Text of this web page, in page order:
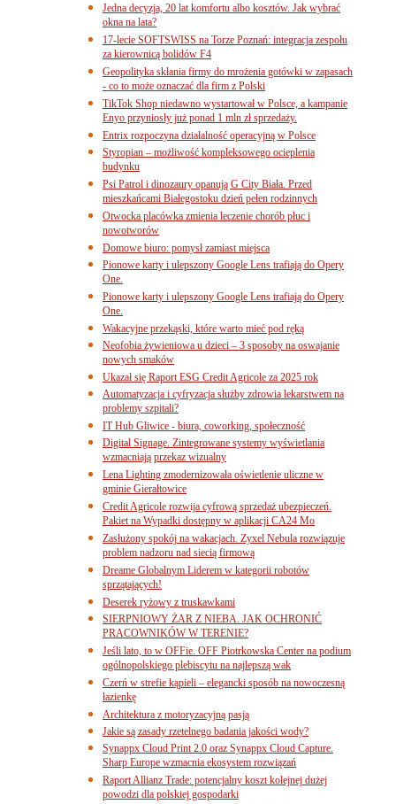
Jedna decyzja, 20 lat komfortu albo kosztów. Jak wybrać
okna na lata?
17-lecie SOFTSWISS na Torze Poznań: integracja zespołu
za kierownicą bolidów F4
Geopolityka skłania firmy do mrożenia gotówki w zapasach
- co to może oznaczać dla firm z Polski
TikTok Shop niedawno wystartował w Polsce, a kampanie
Enyo przyniosły już ponad 1 mln zł sprzedaży.
Entrix rozpoczyna działalność operacyjną w Polsce
Styropian – możliwość kompleksowego ocieplenia
budynku
Psi Patrol i dinozaury opanują G City Biała. Przed
mieszkańcami Białegostoku dzień pełen rodzinnych
Otwocka placówka zmienia leczenie chorób płuc i
nowotworów
Domowe biuro: pomysł zamiast miejsca
Pionowe karty i ulepszony Google Lens trafiają do Opery
One.
Pionowe karty i ulepszony Google Lens trafiają do Opery
One.
Wakacyjne przekąski, które warto mieć pod ręką
Neofobia żywieniowa u dzieci – 3 sposoby na oswajanie
nowych smaków
Ukazał się Raport ESG Credit Agricole za 2025 rok
Automatyzacja i cyfryzacja służby zdrowia lekarstwem na
problemy szpitali?
IT Hub Gliwice - biura, coworking, społeczność
Digital Signage. Zintegrowane systemy wyświetlania
wzmacniają przekaz wizualny
Lena Lighting zmodernizowała oświetlenie uliczne w
gminie Gierałtowice
Credit Agricole rozwija cyfrową sprzedaż ubezpieczeń.
Pakiet na Wypadki dostępny w aplikacji CA24 Mo
Zasłużony spokój na wakacjach. Zyxel Nebula rozwiązuje
problem nadzoru nad siecią firmową
Dreame Globalnym Liderem w kategorii robotów
sprzątających!
Deserek ryżowy z truskawkami
SIERPNIOWY ŻAR Z NIEBA. JAK OCHRONIĆ
PRACOWNIKÓW W TERENIE?
Jeśli lato, to w OFFie. OFF Piotrkowska Center na podium
ogólnopolskiego plebiscytu na najlepszą wak
Czerń w strefie kąpieli – elegancki sposób na nowoczesną
łazienkę
Architektura z motoryzacyjną pasją
Jakie są zasady rzetelnego badania jakości wody?
Synappx Cloud Print 2.0 oraz Synappx Cloud Capture.
Sharp Europe wzmacnia ekosystem rozwiązań
Raport Allianz Trade: potencjalny koszt kolejnej dużej
powodzi dla polskiej gospodarki